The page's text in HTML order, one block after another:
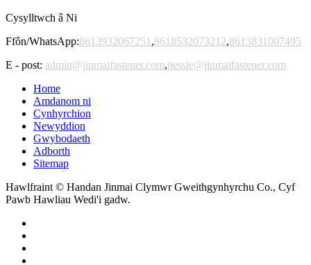
Cysylltwch â Ni
Ffôn/WhatsApp:8613932067251 ,8618532073212,8613831007495
E - post: admin@jinmaifastener.com,jiessie@jinmaifastener.com
Home
Amdanom ni
Cynhyrchion
Newyddion
Gwybodaeth
Adborth
Sitemap
Hawlfraint © Handan Jinmai Clymwr Gweithgynhyrchu Co., Cyf
Pawb Hawliau Wedi'i gadw.